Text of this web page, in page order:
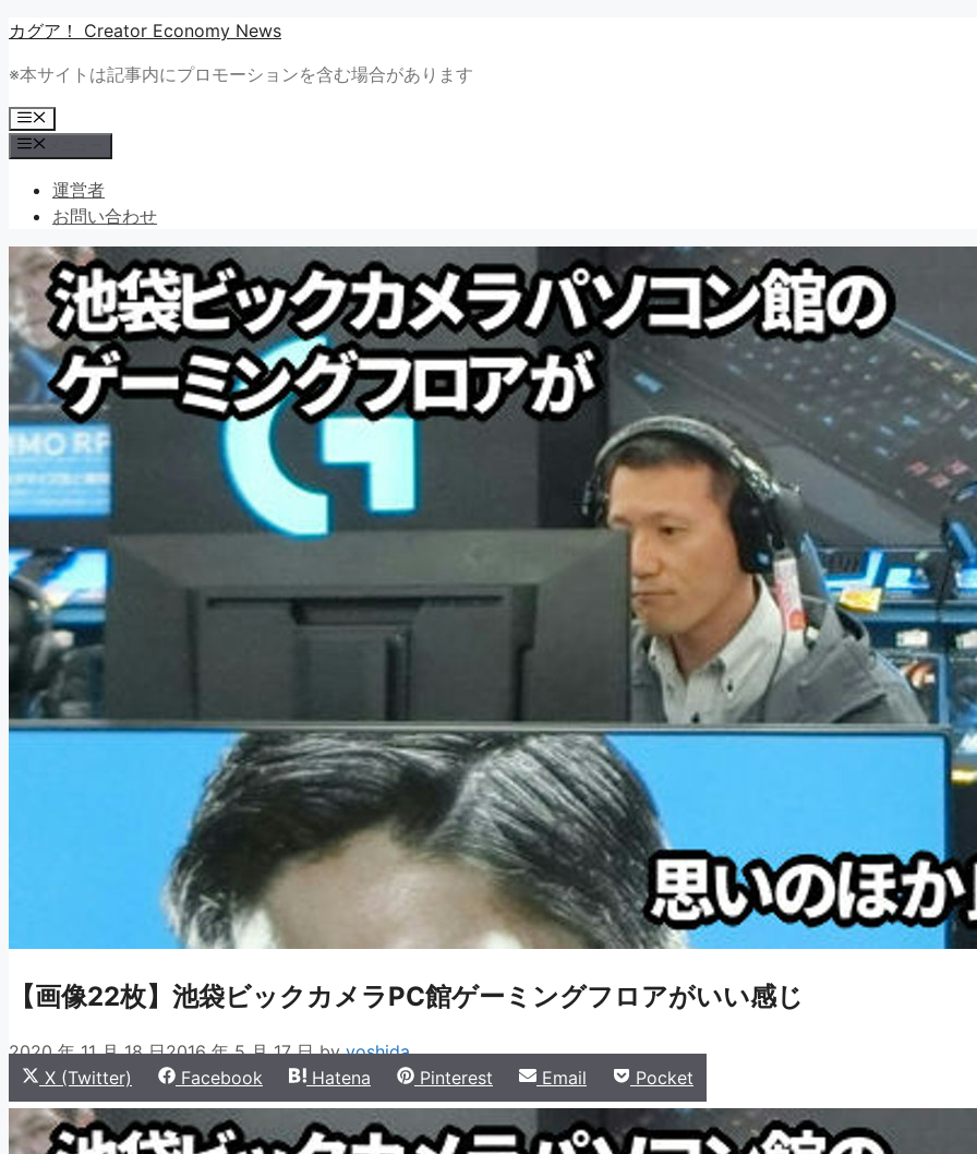
コ
テ
ン
ツ
へ
プ
カグア！ Creator Economy News
※本サイトは記事内にプロモーションを含む場合があります
メ
ニ
ュ
運営者
お問い合わせ
【画像22枚】池袋ビックカメラPC館ゲーミングフロアがいい感じ
2020 年 11 月 18 日2016 年 5 月 17 日 byyoshida
Share
on
X (Twitter)
Share
on
Facebook
Share
on
Hatena
Share
on
Pinterest
Share
on
Email
Share
on
Pocket